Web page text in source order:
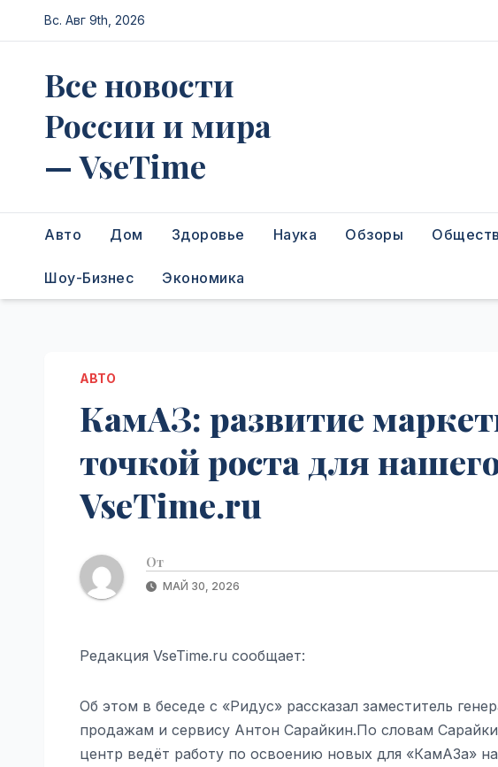
Перейти
к
Вс. Авг 9th, 2026
Все новости
России и мира
— VseTime
Авто Дом Здоровье Наука Обзоры
Шоу-Бизнес Экономика
АВТО
КамАЗ: развитие
точкой роста для
VseTime.ru
От
МАЙ 30, 2026
Редакция VseTime.ru сообщает:
Об этом в беседе с «Ридус» рассказал заместитель
продажам и сервису Антон Сарайкин.По словам
центр ведёт работу по освоению новых для «КамАЗа»